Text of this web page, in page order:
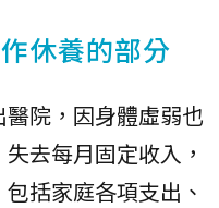
休養的部分
院，因身體虛弱也
去每月固定收入，
括家庭各項支出、